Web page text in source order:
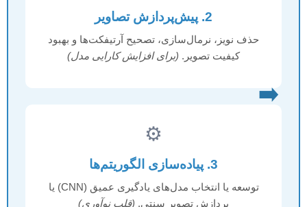
2. پیش‌پردازش تصاویر
حذف نویز، نرمال‌سازی، تصحیح آرتیفکت‌ها و بهبود
کیفیت تصویر. (برای افزایش کارایی مدل)
➡️
⚙️
3. پیاده‌سازی الگوریتم‌ها
توسعه یا انتخاب مدل‌های یادگیری عمیق (CNN) یا
پردازش تصویر سنتی. (قلب نوآوری)